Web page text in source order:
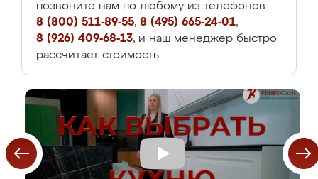
позвоните нам по любому из телефонов:
8 (800) 511-89-55, 8 (495) 665-24-01,
8 (926) 409-68-13, и наш менеджер быстро
рассчитает стоимость.